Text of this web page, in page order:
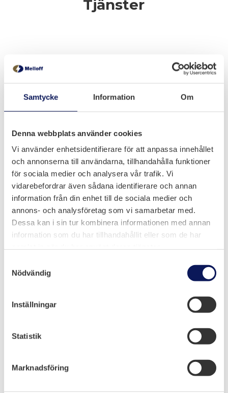
Samtycke Information Om
Denna webbplats använder cookies
Vi använder enhetsidentifierare för att anpassa innehållet
och annonserna till användarna, tillhandahålla funktioner
för sociala medier och analysera vår trafik. Vi
vidarebefordrar även sådana identifierare och annan
information från din enhet till de sociala medier och
annons- och analysföretag som vi samarbetar med.
Dessa kan i sin tur kombinera informationen med annan
information som du har tillhandahållit eller som de har
Nödvändig
Inställningar
Statistik
Marknadsföring
Tjänster
Betongkonstruktioner
utföranden, från fundament i ställverk till
integrerade lösningar i byggnader och
Mark och betong i industriprojekt
Vi utför mark- och betongarbeten i
industriprojekt, både i nyproduktion och i
befintliga anläggningar.
ställverk och tekniska anläggningar. Bidrar till
en säkrare anläggning och arbetsmiljö.